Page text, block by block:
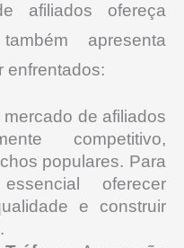
afiliados ofereça
apresenta
enfrentados:
mercado de afiliados
competitivo,
populares. Para
oferecer
e construir